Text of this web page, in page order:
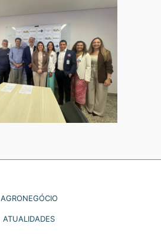
AGRONEGÓCIO
ATUALIDADES